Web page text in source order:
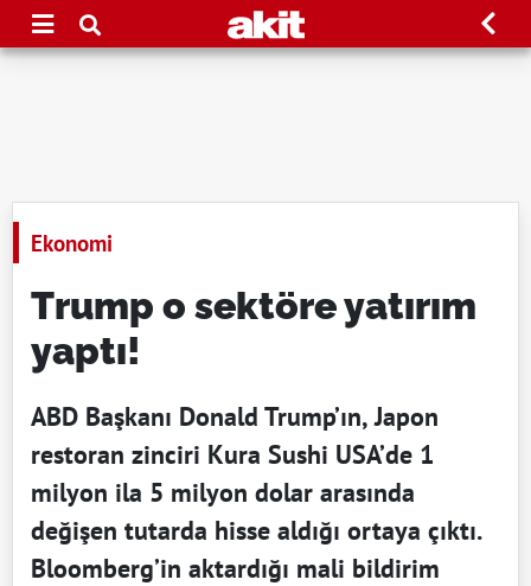
Ekonomi
Trump o sektöre yatırım
yaptı!
ABD Başkanı Donald Trump’ın, Japon
restoran zinciri Kura Sushi USA’de 1
milyon ila 5 milyon dolar arasında
değişen tutarda hisse aldığı ortaya çıktı.
Bloomberg’in aktardığı mali bildirim